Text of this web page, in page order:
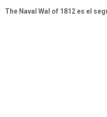
The Naval Wal of 1812 es el